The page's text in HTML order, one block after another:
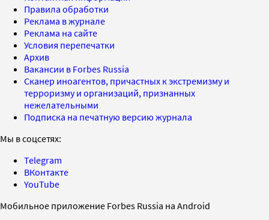
Правила обработки
Реклама в журнале
Реклама на сайте
Условия перепечатки
Архив
Вакансии в Forbes Russia
Сканер иноагентов, причастных к экстремизму и
терроризму и организаций, признанных
нежелательными
Подписка на печатную версию журнала
Мы в соцсетях:
Telegram
ВКонтакте
YouTube
Мобильное приложение Forbes Russia на Android